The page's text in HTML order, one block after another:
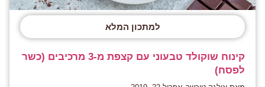
למתכון המלא
קינוח שוקולד טבעוני עם קצפת מ-3 מרכיבים (כשר
לפסח)